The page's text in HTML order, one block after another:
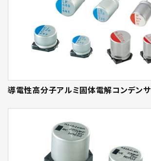
導電性高分子アルミ固体電解コンデンサ